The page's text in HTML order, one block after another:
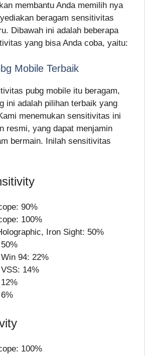
membantu Anda memilih nya
beragam sensitivitas
Dibawah ini adalah beberapa
yang bisa Anda coba, yaitu:
Mobile Terbaik
pubg mobile itu beragam,
ini adalah pilihan terbaik yang
menemukan sensitivitas ini
resmi, yang dapat menjamin
bermain. Inilah sensitivitas
90%
100%
Iron Sight: 50%
94: 22%
14%
100%